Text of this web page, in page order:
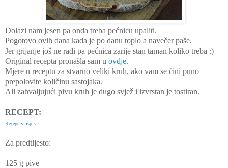
Dolazi nam jesen pa onda treba pećnicu upaliti.
Pogotovo ovih dana kada je po danu toplo a navečer paše.
Jer grijanje još ne radi pa pećnica zarije stan taman koliko treba :)
Original recepta pronašla sam u ovdje.
Mjere u receptu za stvarno veliki kruh, ako vam se čini puno
prepolovite količinu sastojaka.
Ali zahvaljujući pivu kruh je dugo svjež i izvrstan je tostiran.
RECEPT:
Recept za ispis
Za predtijesto:
125 g pive